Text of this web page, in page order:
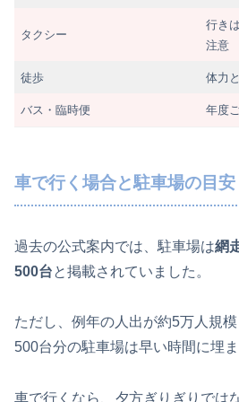
タクシー
行き
注意
徒歩 体力
バス・臨時便 年度
車で行く場合と駐車場の目安
過去の公式案内では、駐車場は網
500台と掲載されていました。
ただし、例年の人出が約5万人規模
500台分の駐車場は早い時間に埋
車で行くなら、夕方ぎりぎりでは